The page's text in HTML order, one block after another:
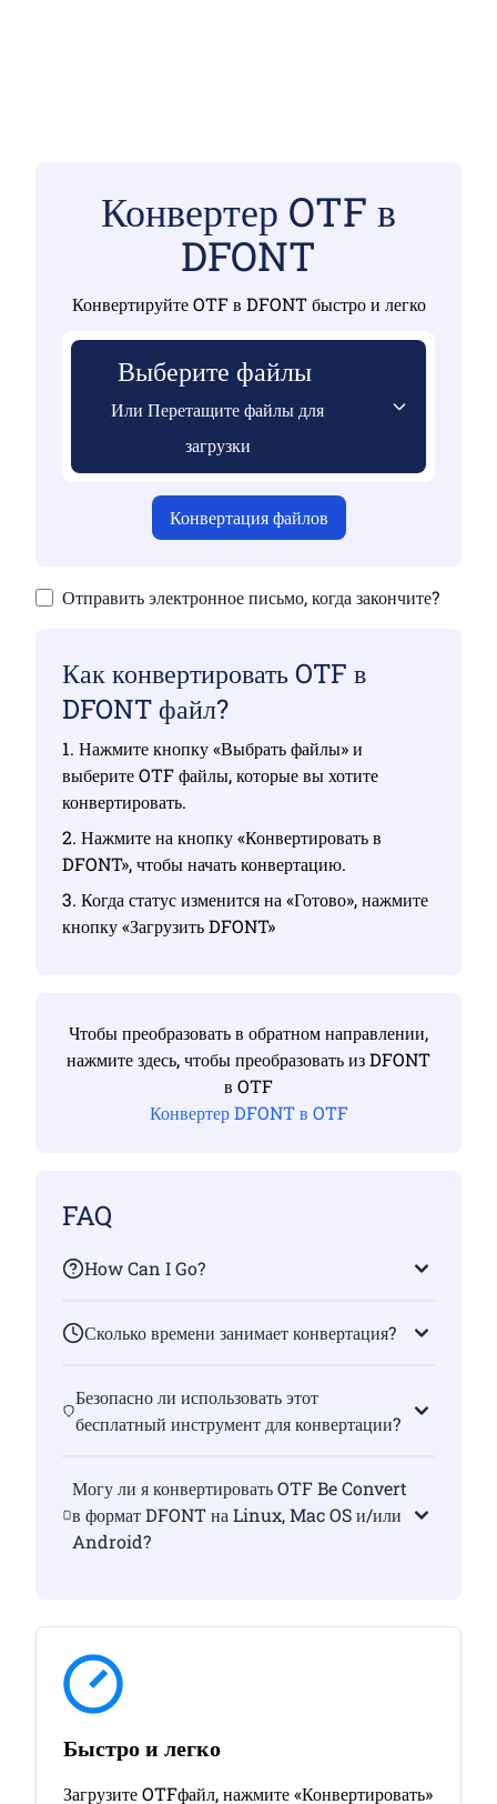
Конвертер OTF в
DFONT
Конвертируйте OTF в DFONT быстро и легко
Выберите файлы
Или Перетащите файлы для
загрузки
Конвертация файлов
Отправить электронное письмо, когда закончите?
Как конвертировать OTF в
DFONT файл?
1. Нажмите кнопку «Выбрать файлы» и
выберите OTF файлы, которые вы хотите
конвертировать.
2. Нажмите на кнопку «Конвертировать в
DFONT», чтобы начать конвертацию.
3. Когда статус изменится на «Готово», нажмите
кнопку «Загрузить DFONT»
Чтобы преобразовать в обратном направлении,
нажмите здесь, чтобы преобразовать из DFONT
в OTF
Конвертер DFONT в OTF
FAQ
How Can I Go?
Сколько времени занимает конвертация?
Безопасно ли использовать этот
бесплатный инструмент для конвертации?
Могу ли я конвертировать OTF Be Convert
в формат DFONT на Linux, Mac OS и/или
Android?
Быстро и легко
Загрузите OTFфайл, нажмите «Конвертировать»